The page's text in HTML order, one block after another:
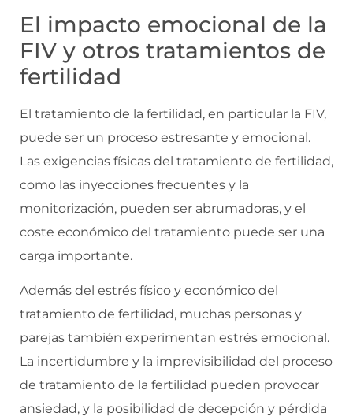
El impacto emocional de la
FIV y otros tratamientos de
fertilidad
El tratamiento de la fertilidad, en particular la FIV,
puede ser un proceso estresante y emocional.
Las exigencias físicas del tratamiento de fertilidad,
como las inyecciones frecuentes y la
monitorización, pueden ser abrumadoras, y el
coste económico del tratamiento puede ser una
carga importante.
Además del estrés físico y económico del
tratamiento de fertilidad, muchas personas y
parejas también experimentan estrés emocional.
La incertidumbre y la imprevisibilidad del proceso
de tratamiento de la fertilidad pueden provocar
ansiedad, y la posibilidad de decepción y pérdida